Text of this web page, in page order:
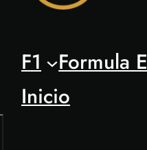
F1 Formula E
Inicio